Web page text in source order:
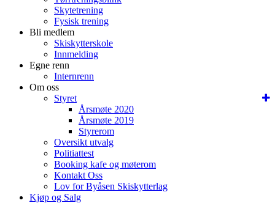
Skytetrening
Fysisk trening
Bli medlem
Skiskytterskole
Innmelding
Egne renn
Internrenn
Om oss
Styret
Årsmøte 2020
Årsmøte 2019
Styrerom
Oversikt utvalg
Politiattest
Booking kafe og møterom
Kontakt Oss
Lov for Byåsen Skiskytterlag
Kjøp og Salg